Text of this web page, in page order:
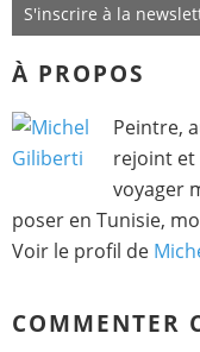
S'inscrire à la
À PROPOS
Peintre,
rejoint et
voyager
poser en Tunisie,
Voir le profil de
COMMENTER